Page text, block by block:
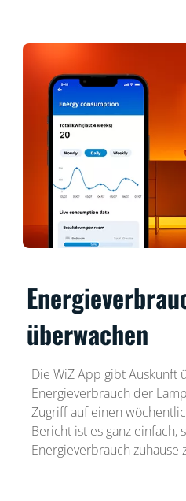
überwachen
Die WiZ App gibt Auskunft
Energieverbrauch der
Zugriff auf einen
Bericht ist es ganz einfach,
Energieverbrauch zuhause